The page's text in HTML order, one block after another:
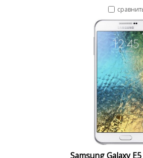
Samsung Galaxy